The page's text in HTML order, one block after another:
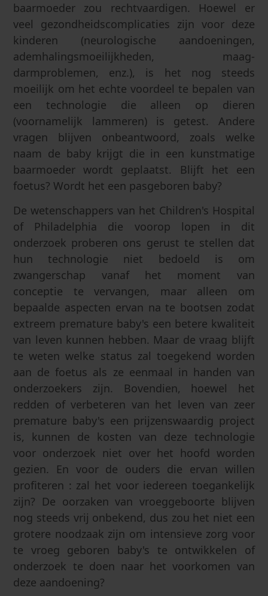
baarmoeder zou rechtvaardigen. Hoewel er
veel gezondheidscomplicaties zijn voor deze
kinderen (neurologische aandoeningen,
ademhalingsmoeilijkheden, maag-
darmproblemen, enz.), is het nog steeds
moeilijk om het echte voordeel te bepalen van
een technologie die alleen op dieren
(voornamelijk lammeren) is getest. Andere
vragen blijven onbeantwoord, zoals welke
naam de baby krijgt die in een kunstmatige
baarmoeder wordt geplaatst. Blijft het een
foetus? Wordt het een pasgeboren baby?
De wetenschappers van het Children's Hospital
of Philadelphia die voorop lopen in dit
onderzoek proberen ons gerust te stellen dat
hun technologie niet bedoeld is om
zwangerschap vanaf het moment van
conceptie te vervangen, maar alleen om
bepaalde aspecten ervan na te bootsen zodat
extreem premature baby's een betere kwaliteit
van leven kunnen hebben. Maar de vraag blijft
te weten welke status zal toegekend worden
aan de foetus als ze eenmaal in handen van
onderzoekers zijn. Bovendien, hoewel het
redden of verbeteren van het leven van zeer
premature baby's een prijzenswaardig project
is, kunnen de kosten van deze technologie
voor onderzoek niet over het hoofd worden
gezien. En voor de ouders die ervan willen
profiteren : zal het voor iedereen toegankelijk
zijn? De oorzaken van vroeggeboorte blijven
nog steeds vrij onbekend, dus zou het niet een
grotere noodzaak zijn om intensieve zorg voor
te vroeg geboren baby's te ontwikkelen of
onderzoek te doen naar het voorkomen van
deze aandoening?